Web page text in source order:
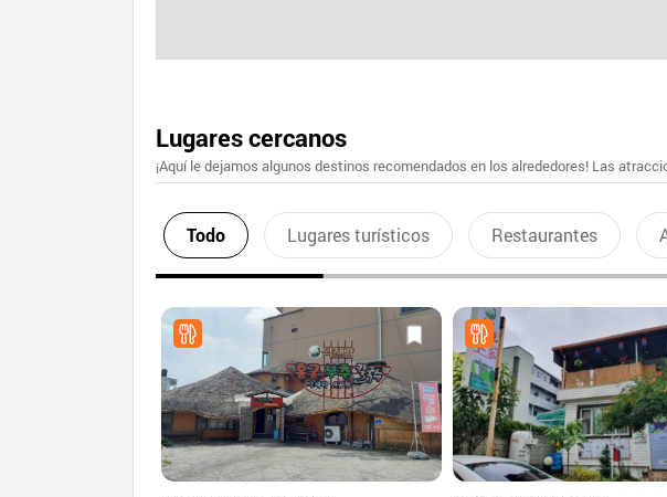
Lugares cercanos
¡Aquí le dejamos algunos destinos recomendados en los alrededores! Las
Todo Lugares turísticos Restaurantes